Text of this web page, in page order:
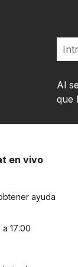
Al
que
en vivo
ayuda
17:00